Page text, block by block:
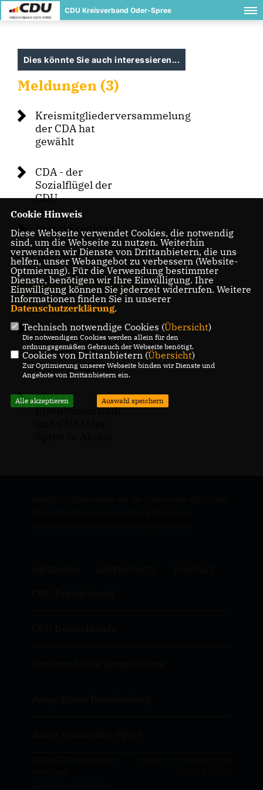
CDU Kreisverband Oder-Spree
Dies könnte Sie auch interessieren...
Meldungen (3)
Kreismitgliederversammelung
der CDA hat
gewählt
CDA - der
Sozialflügel der
CDU
Ingrid Freninez
übernimmt
Vorsitz
Pressemeldungen
(2)
CDU
Eisenhüttenstadt
und CDA Oder-
Spree in Aktion
CDU
Eisenhüttenstadt
Cookie Hinweis
Diese Webseite verwendet Cookies, die notwendig
sind, um die Webseite zu nutzen. Weiterhin
verwenden wir Dienste von Drittanbietern, die uns
helfen, unser Webangebot zu verbessern (Website-
Optmierung). Für die Verwendung bestimmter
Dienste, benötigen wir Ihre Einwilligung. Ihre
Einwilligung können Sie jederzeit widerrufen. Weitere
Informationen finden Sie in unserer
Datenschutzerklärung.
Technisch notwendige Cookies (Übersicht)
Die notwendigen Cookies werden allein für den
ordnungsgemäßen Gebrauch der Webseite benötigt.
Cookies von Drittanbietern (Übersicht)
Zur Optimierung unserer Webseite binden wir Dienste und
Angebote von Drittanbietern ein.
Alle akzeptieren Auswahl speichern